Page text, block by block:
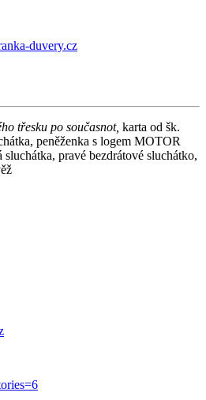
duvery.cz
třesku po současnot, karta od šk.
peněženka s logem MOTOR
pravé bezdrátové sluchátko,